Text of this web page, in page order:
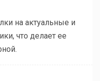
на актуальные и
что делает ее